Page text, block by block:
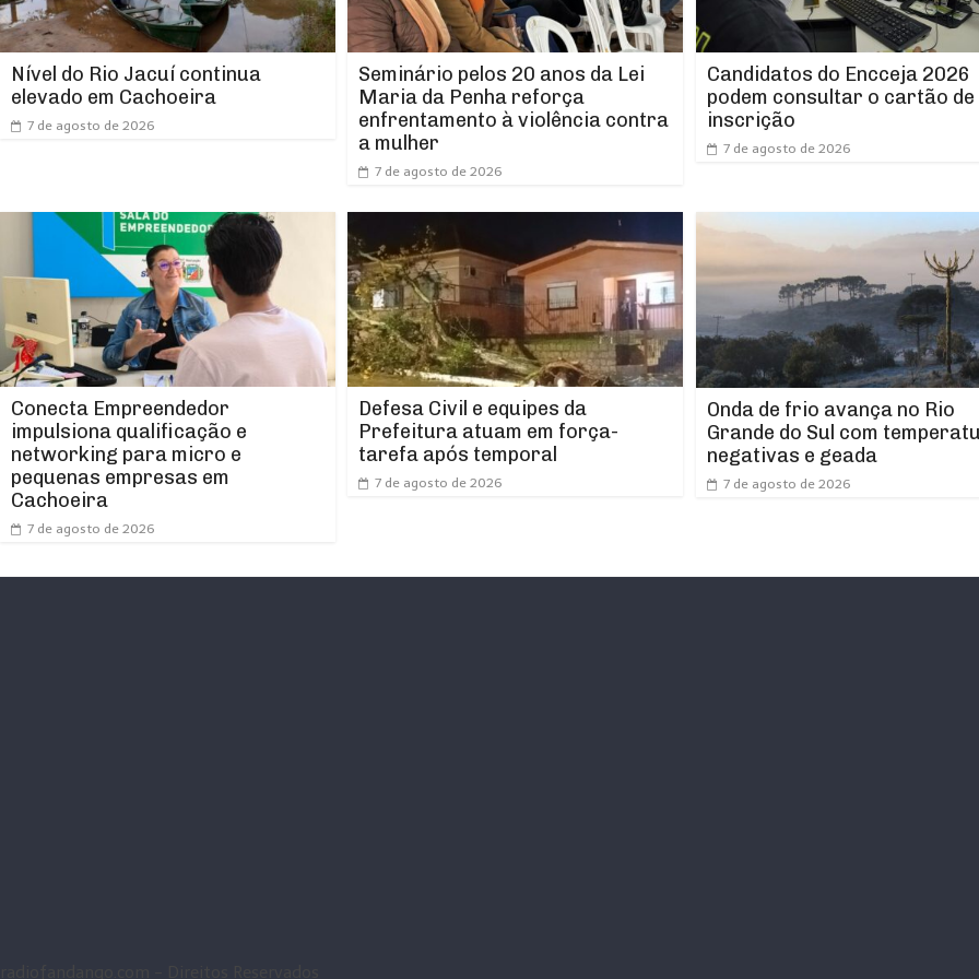
Nível do Rio Jacuí continua
elevado em Cachoeira
7 de agosto de 2026
Seminário pelos 20 anos da Lei
Maria da Penha reforça
enfrentamento à violência contra
a mulher
7 de agosto de 2026
Candidatos do Encceja 2026
podem consultar o cartão de
inscrição
7 de agosto de 2026
Conecta Empreendedor
impulsiona qualificação e
networking para micro e
pequenas empresas em
Cachoeira
7 de agosto de 2026
Defesa Civil e equipes da
Prefeitura atuam em força-
tarefa após temporal
7 de agosto de 2026
Onda de frio avança no Rio
Grande do Sul com
negativas e geada
7 de agosto de 2026